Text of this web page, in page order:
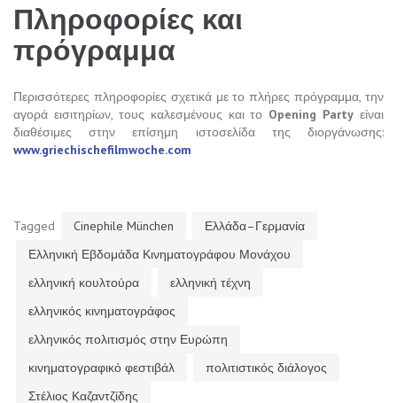
Πληροφορίες και
πρόγραμμα
Περισσότερες πληροφορίες σχετικά με το πλήρες πρόγραμμα, την
αγορά εισιτηρίων, τους καλεσμένους και το Opening Party είναι
διαθέσιμες στην επίσημη ιστοσελίδα της διοργάνωσης:
www.griechischefilmwoche.com
Tagged Cinephile München
Ελλάδα–Γερμανία
Ελληνική Εβδομάδα Κινηματογράφου Μονάχου
ελληνική κουλτούρα
ελληνική τέχνη
ελληνικός κινηματογράφος
ελληνικός πολιτισμός στην Ευρώπη
κινηματογραφικό φεστιβάλ
πολιτιστικός διάλογος
Στέλιος Καζαντζίδης